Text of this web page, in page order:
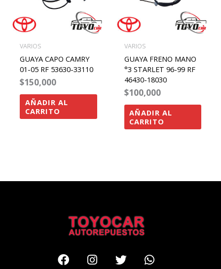
VARIOS
GUAYA CAPO CAMRY
01-05 RF 53630-33110
$150,000
AÑADIR AL
CARRITO
VARIOS
GUAYA FRENO MANO
°3 STARLET 96-99 RF
46430-18030
$100,000
AÑADIR AL
CARRITO
FacebookInstagram
TwitterWhatsapp